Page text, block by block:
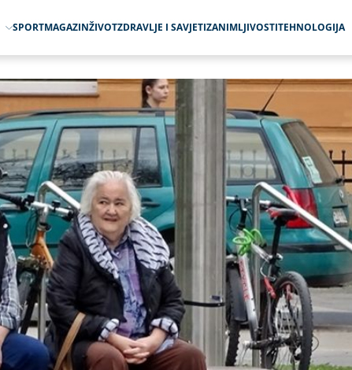
SPORTMAGAZINŽIVOTZDRAVLJE I SAVJETIZANIMLJIVOSTITEHNOLOGIJA